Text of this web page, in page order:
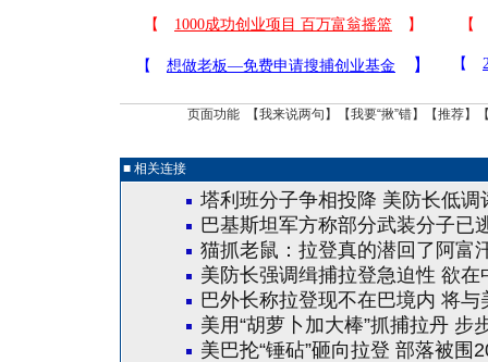
页面功能 【我来说两句 】【我要“揪”错】【推荐】
■ 相关连接
塔利班分子争相投降 美防长低调
巴基斯坦军方称部分武装分子已
猫抓老鼠：拉登真的潜回了阿富
美防长强调缉捕拉登急迫性 欲在
巴外长称拉登现不在巴境内 将
美用“胡萝卜加大棒”抓捕拉丹 步
美巴抡“锤砧”砸向拉登 部落被围